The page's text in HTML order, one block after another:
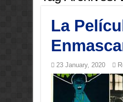
La
23 January, 2020